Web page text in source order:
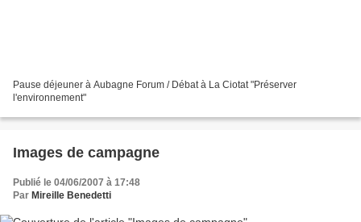
Pause déjeuner à Aubagne Forum / Débat à La Ciotat "Préserver
l'environnement"
Images de campagne
Publié le 04/06/2007 à 17:48
Par Mireille Benedetti